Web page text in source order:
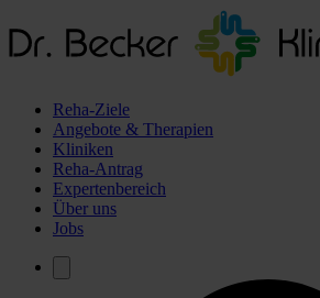
Reha-Ziele
Angebote & Therapien
Kliniken
Reha-Antrag
Expertenbereich
Über uns
Jobs